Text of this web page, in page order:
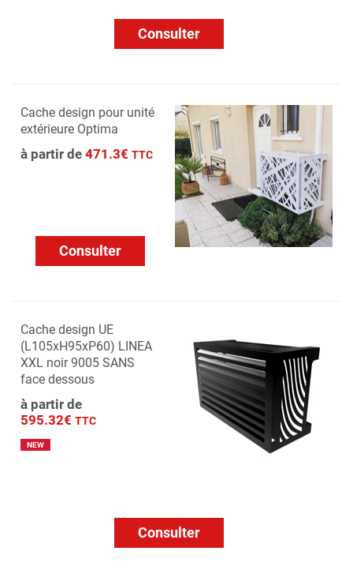
Consulter
Cache design pour unité
extérieure Optima
à partir de 471.3€ TTC
Consulter
Cache design UE
(L105xH95xP60) LINEA
XXL noir 9005 SANS
face dessous
à partir de
595.32€ TTC
NEW
Consulter